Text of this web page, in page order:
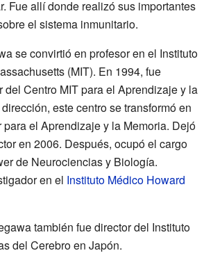
Fue allí donde realizó sus importantes
el sistema inmunitario.
se convirtió en profesor en el Instituto
(MIT). En 1994, fue
del Centro MIT para el Aprendizaje y la
este centro se transformó en
el Aprendizaje y la Memoria. Dejó
en 2006. Después, ocupó el cargo
de Neurociencias y Biología.
en el Instituto Médico Howard
también fue director del Instituto
del Cerebro en Japón.